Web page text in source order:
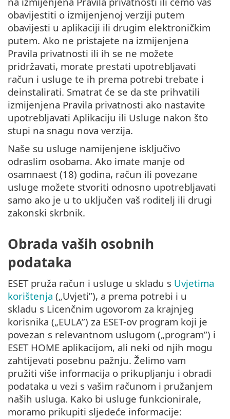
obavijestiti o izmijenjenoj verziji putem
obavijesti u aplikaciji ili drugim elektroničkim
putem. Ako ne pristajete na izmijenjena
Pravila privatnosti ili ih se ne možete
pridržavati, morate prestati upotrebljavati
račun i usluge te ih prema potrebi trebate i
deinstalirati. Smatrat će se da ste prihvatili
izmijenjena Pravila privatnosti ako nastavite
upotrebljavati Aplikaciju ili Usluge nakon što
stupi na snagu nova verzija.
Naše su usluge namijenjene isključivo
odraslim osobama. Ako imate manje od
osamnaest (18) godina, račun ili povezane
usluge možete stvoriti odnosno upotrebljavati
samo ako je u to uključen vaš roditelj ili drugi
zakonski skrbnik.
Obrada vaših osobnih
podataka
ESET pruža račun i usluge u skladu s Uvjetima
korištenja („Uvjeti”), a prema potrebi i u
skladu s Licenčnim ugovorom za krajnjeg
korisnika („EULA”) za ESET-ov program koji je
povezan s relevantnom uslugom („program”) i
ESET HOME aplikacijom, ali neki od njih mogu
zahtijevati posebnu pažnju. Želimo vam
pružiti više informacija o prikupljanju i obradi
podataka u vezi s vašim računom i pružanjem
naših usluga. Kako bi usluge funkcionirale,
moramo prikupiti sljedeće informacije: